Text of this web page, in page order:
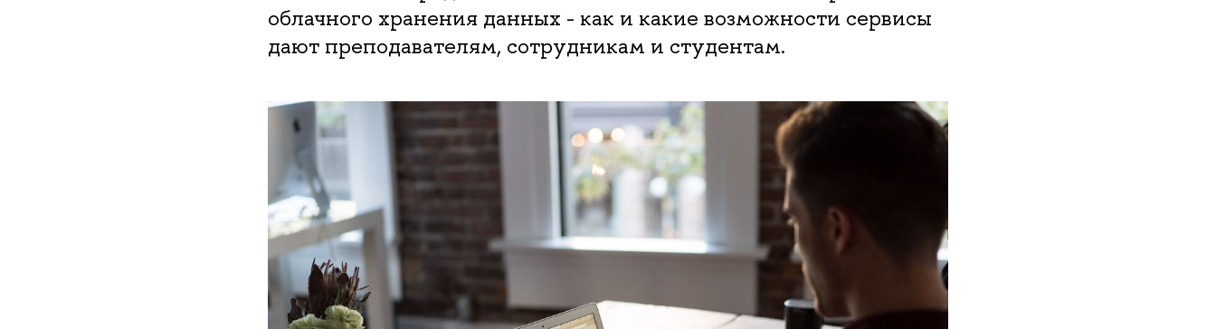
облачного хранения данных - как и какие возможности сервисы
дают преподавателям, сотрудникам и студентам.